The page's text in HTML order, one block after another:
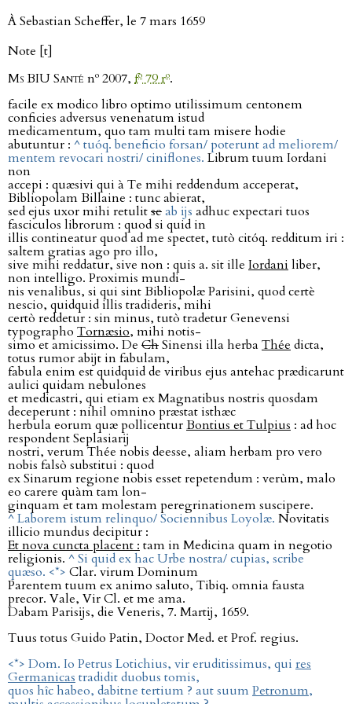
À Sebastian Scheffer, le 7 mars 1659
Note [t]
Ms BIU Santé no 2007, fo79 ro.
facile ex modico libro optimo utilissimum centonem
conficies adversus venenatum istud
medicamentum, quo tam multi tam misere hodie
abutuntur : ^ tuóq. beneficio forsan/ poterunt ad meliorem/
mentem revocari nostri/ ciniflones. Librum tuum Iordani
non
accepi : quæsivi qui à Te mihi reddendum acceperat,
Bibliopolam Billaine : tunc abierat,
sed ejus uxor mihi retulitseab ĳs adhuc expectari tuos
fasciculos librorum : quod si quid in
illis contineatur quod ad me spectet, tutò citóq. redditum iri :
saltem gratias ago pro illo,
sive mihi reddatur, sive non : quis a. sit ille Iordani liber,
non intelligo. Proximis mundi-
nis venalibus, si qui sint Bibliopolæ Parisini, quod certè
nescio, quidquid illis tradideris, mihi
certò reddetur : sin minus, tutò tradetur Genevensi
typographo Tornæsio, mihi notis-
simo et amicissimo. De ChSinensi illa herba Thée dicta,
totus rumor abĳt in fabulam,
fabula enim est quidquid de viribus ejus antehac prædicarunt
aulici quidam nebulones
et medicastri, qui etiam ex Magnatibus nostris quosdam
deceperunt : nihil omnino præstat isthæc
herbula eorum quæ pollicenturBontius et Tulpius : ad hoc
respondent Seplasiarĳ
nostri, verum Thée nobis deesse, aliam herbam pro vero
nobis falsò substitui : quod
ex Sinarum regione nobis esset repetendum : verùm, malo
eo carere quàm tam lon-
ginquam et tam molestam peregrinationem suscipere.
^ Laborem istum relinquo/ Sociennibus Loyolæ. Novitatis
illicio mundus decipitur :
Et nova cuncta placent : tam in Medicina quam in negotio
religionis. ^ Si quid ex hac Urbe nostra/ cupias, scribe
quæso. <*> Clar. virum Dominum
Parentem tuum ex animo saluto, Tibiq. omnia fausta
precor. Vale, Vir Cl. et me ama.
Dabam Parisĳs, die Veneris, 7. Martĳ, 1659.
Tuus totus Guido Patin, Doctor Med. et Prof. regius.
<*> Dom. Io Petrus Lotichius, vir eruditissimus, qui res
Germanicas tradidit duobus tomis,
quos hîc habeo, dabitne tertium ? aut suumPetronum,